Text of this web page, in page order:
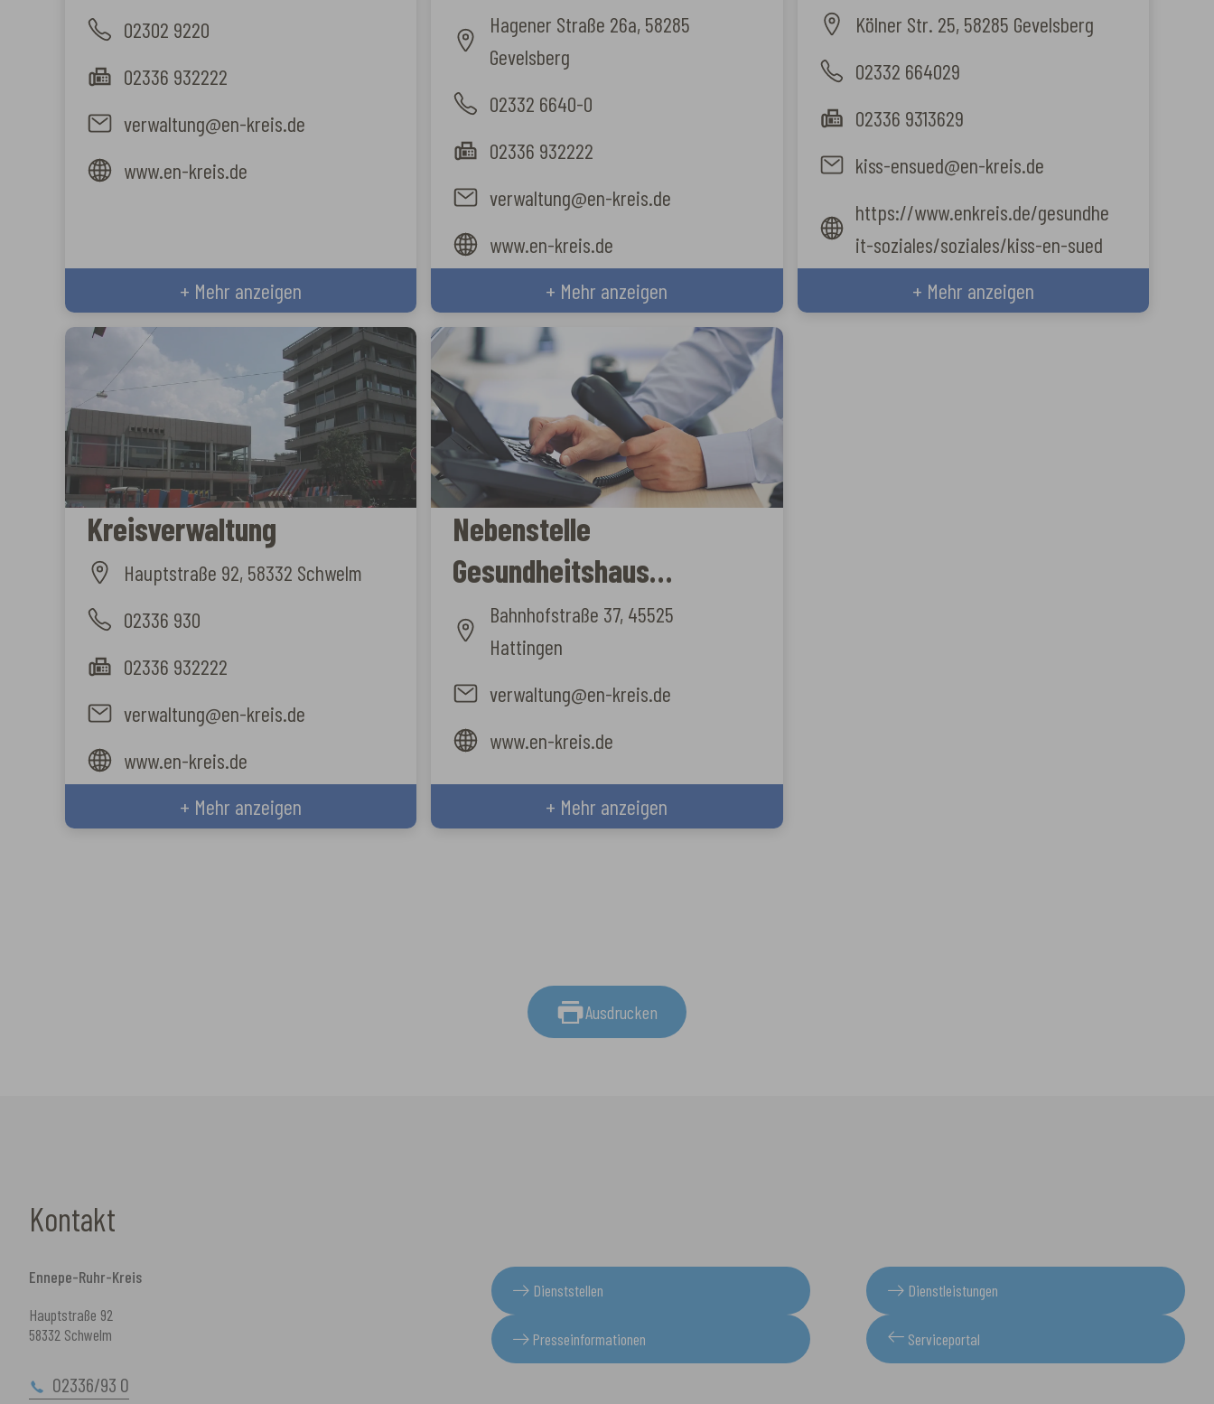
02302 9220
02336 932222
verwaltung@en-kreis.de
www.en-kreis.de
+ Mehr anzeigen
Hagener Straße 26a, 58285
Gevelsberg
02332 6640-0
02336 932222
verwaltung@en-kreis.de
www.en-kreis.de
+ Mehr anzeigen
Selbsthilfe (KISS) EN-Süd
Kölner Str. 25, 58285 Gevelsberg
02332 664029
02336 9313629
kiss-ensued@en-kreis.de
https://www.enkreis.de/gesundhe
it-soziales/soziales/kiss-en-sued
+ Mehr anzeigen
Kreisverwaltung
Hauptstraße 92, 58332 Schwelm
02336 930
02336 932222
verwaltung@en-kreis.de
www.en-kreis.de
+ Mehr anzeigen
Nebenstelle
Gesundheitshaus
Hattingen
Bahnhofstraße 37, 45525
Hattingen
verwaltung@en-kreis.de
www.en-kreis.de
+ Mehr anzeigen
Ausdrucken
Kontakt
Ennepe-Ruhr-Kreis
Hauptstraße 92
58332 Schwelm
02336/93 0
Dienststellen Dienstleistungen
Presseinformationen Serviceportal